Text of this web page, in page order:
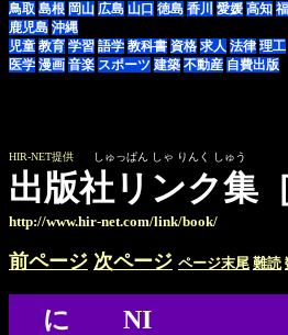
鳥取 島根 岡山 広島 山口 徳島 香川 愛媛 高知
鹿児島 沖縄
児童 教育 学習 語学 教科書 資格 求人 法律 理工
医学 漫画 音楽 スポーツ 建築 不動産 自費出版
HIR-NET提供 しゅっぱん しゃ りんく しゅう
出版社リンク集［
http://www.hir-net.com/link/book/
前ページ 次ページ ページ末尾 難読
に NI